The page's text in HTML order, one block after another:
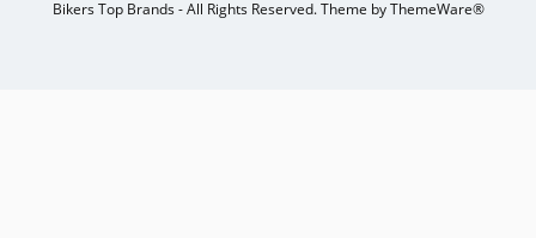
Bikers Top Brands - All Rights Reserved. Theme byThemeWare®